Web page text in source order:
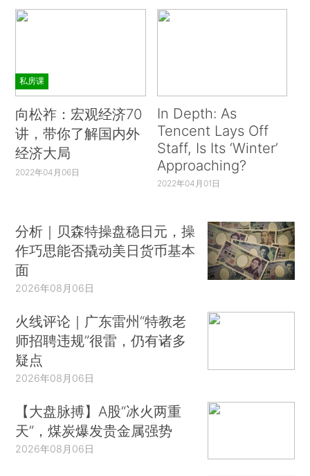
私房课
向松祚：宏观经济70
讲，带你了解国内外
经济大局
2022年04月06日
In Depth: As
Tencent Lays Off
Staff, Is Its ‘Winter’
Approaching?
2022年04月01日
分析｜贝森特操盘稳日元，操
作巧思能否撬动美日货币基本
面
2026年08月06日
火线评论｜广东雷州“特教老
师招聘违规”很雷，仍有诸多
疑点
2026年08月06日
【大盘脉搏】A股“冰火两重
天”，煤炭爆发贵金属强势
2026年08月06日